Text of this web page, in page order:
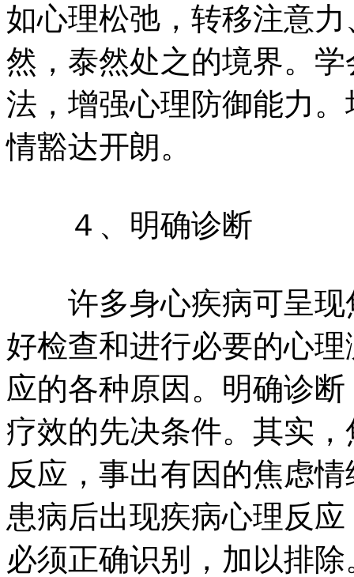
如心理松弛，转移注意
然，泰然处之的境界。
法，增强心理防御能力
情豁达开朗。
４、明确诊断
许多身心疾病可呈现
好检查和进行必要的心
应的各种原因。明确诊
疗效的先决条件。其实
反应，事出有因的焦虑
患病后出现疾病心理反
必须正确识别，加以排除